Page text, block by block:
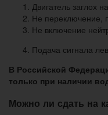
Двигатель заглох
Не переключение,
Не включение
Подача сигнала
В Российской
только при наличии
Можно ли сдать на